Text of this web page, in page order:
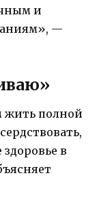
и
—
жить полной
в